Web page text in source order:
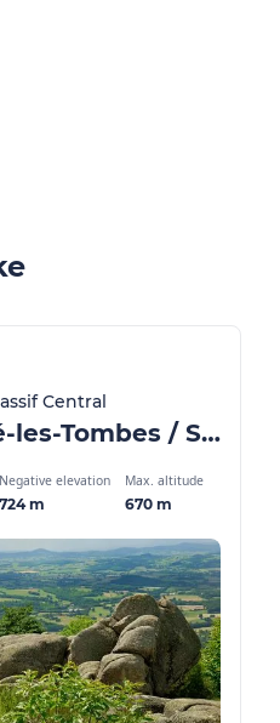
Central
Etape 2 - Quarré-les-Tombes / Saulieu - GMTC Gravel
Negative elevation
724 m
Max. altitude
670 m